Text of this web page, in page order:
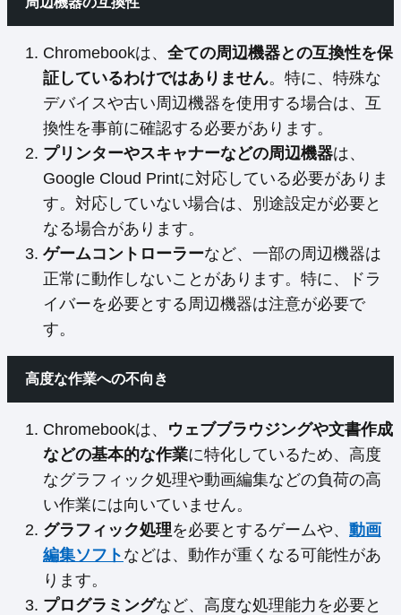
Chromebookは、 全ての周辺機器との互換性を保
証しているわけではありません。特に、特殊な
デバイスや古い周辺機器を使用する場合は、互
換性を事前に確認する必要があります。
プリンターやスキャナーなどの周辺機器は、
Google Cloud Printに対応している必要がありま
す。対応していない場合は、別途設定が必要と
なる場合があります。
ゲームコントローラーなど、一部の周辺機器は
正常に動作しないことがあります。特に、ドラ
イバーを必要とする周辺機器は注意が必要で
す。
高度な作業への不向き
Chromebookは、 ウェブブラウジングや文書作成
などの基本的な作業に特化しているため、高度
なグラフィック処理や動画編集などの負荷の高
い作業には向いていません。
グラフィック処理を必要とするゲームや、 動画
編集ソフト などは、動作が重くなる可能性があ
ります。
プログラミングなど、高度な処理能力を必要と